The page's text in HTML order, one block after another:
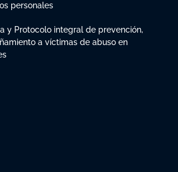
personales
y Protocolo integral de prevención,
a víctimas de abuso en